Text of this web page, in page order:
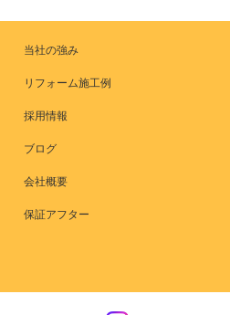
当社の強み
リフォーム施工例
採用情報
ブログ
会社概要
保証アフター